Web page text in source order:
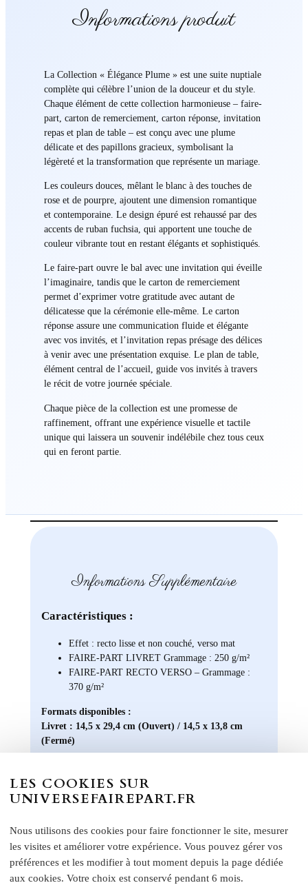
Informations produit
La Collection « Élégance Plume » est une suite nuptiale
complète qui célèbre l’union de la douceur et du style.
Chaque élément de cette collection harmonieuse – faire-
part, carton de remerciement, carton réponse, invitation
repas et plan de table – est conçu avec une plume
délicate et des papillons gracieux, symbolisant la
légèreté et la transformation que représente un mariage.
Les couleurs douces, mêlant le blanc à des touches de
rose et de pourpre, ajoutent une dimension romantique
et contemporaine. Le design épuré est rehaussé par des
accents de ruban fuchsia, qui apportent une touche de
couleur vibrante tout en restant élégants et sophistiqués.
Le faire-part ouvre le bal avec une invitation qui éveille
l’imaginaire, tandis que le carton de remerciement
permet d’exprimer votre gratitude avec autant de
délicatesse que la cérémonie elle-même. Le carton
réponse assure une communication fluide et élégante
avec vos invités, et l’invitation repas présage des délices
à venir avec une présentation exquise. Le plan de table,
élément central de l’accueil, guide vos invités à travers
le récit de votre journée spéciale.
Chaque pièce de la collection est une promesse de
raffinement, offrant une expérience visuelle et tactile
unique qui laissera un souvenir indélébile chez tous ceux
qui en feront partie.
Informations Supplémentaire
Caractéristiques :
Effet : recto lisse et non couché, verso mat
FAIRE-PART LIVRET Grammage : 250 g/m²
FAIRE-PART RECTO VERSO – Grammage :
370 g/m²
Formats disponibles :
Livret : 14,5 x 29,4 cm (Ouvert) / 14,5 x 13,8 cm
(Fermé)
Format A5 portrait : 14 x 21 cm
Format A6 portrait : 10,5 x 14 cm
pour convenir à la majorité des bouteilles : 14 x 10 cm
Rond collant: 4 cm
Notre papier Mat Supérieur sont le choix
LES COOKIES SUR
UNIVERSEFAIREPART.FR
Nous utilisons des cookies pour faire fonctionner le site, mesurer
les visites et améliorer votre expérience. Vous pouvez gérer vos
préférences et les modifier à tout moment depuis la page dédiée
aux cookies. Votre choix est conservé pendant 6 mois.